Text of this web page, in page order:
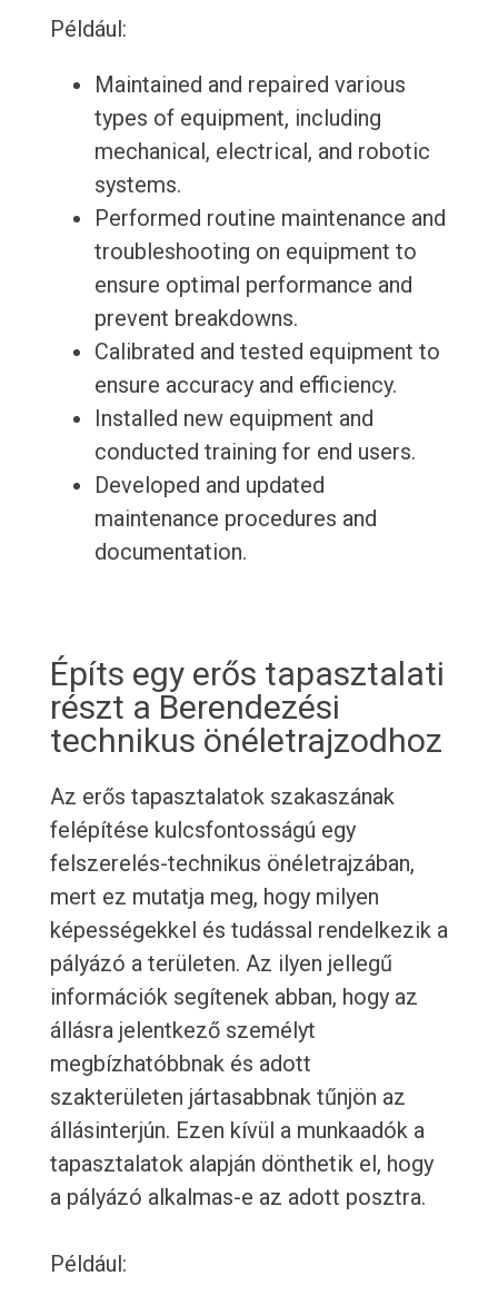
Például:
Maintained and repaired various
types of equipment, including
mechanical, electrical, and robotic
systems.
Performed routine maintenance and
troubleshooting on equipment to
ensure optimal performance and
prevent breakdowns.
Calibrated and tested equipment to
ensure accuracy and efficiency.
Installed new equipment and
conducted training for end users.
Developed and updated
maintenance procedures and
documentation.
Építs egy erős tapasztalati
részt a Berendezési
technikus önéletrajzodhoz
Az erős tapasztalatok szakaszának
felépítése kulcsfontosságú egy
felszerelés-technikus önéletrajzában,
mert ez mutatja meg, hogy milyen
képességekkel és tudással rendelkezik a
pályázó a területen. Az ilyen jellegű
információk segítenek abban, hogy az
állásra jelentkező személyt
megbízhatóbbnak és adott
szakterületen jártasabbnak tűnjön az
állásinterjún. Ezen kívül a munkaadók a
tapasztalatok alapján dönthetik el, hogy
a pályázó alkalmas-e az adott posztra.
Például: